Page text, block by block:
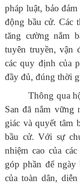
pháp luật, bảo
động bầu cử. Các
tăng cường nắm
tuyên truyền, vận
các quy định của
đầy đủ, đúng thời
Thông qua
San đã nắm vững
giác và quyết tâm
bầu cử. Với sự
nhiệm cao của
góp phần để
của toàn dân,
Số:42/TB-UBND
Tên:(THÔNG BÁO
hướng dẫn giải đáp
thực hiện thủ tục
ban nhân dân xã Dào
Ngày ban hành: (13/07/
Số: 1653/TB-UBND
Tên:
(THÔNG BÁO
dự án 1 dự án 9